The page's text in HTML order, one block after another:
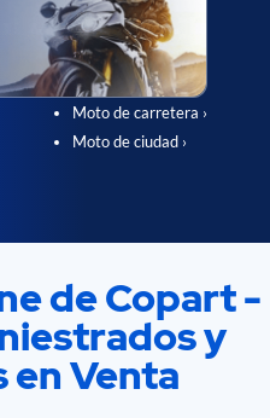
Moto de carretera ›
Moto de ciudad ›
de Copart -
y
en Venta